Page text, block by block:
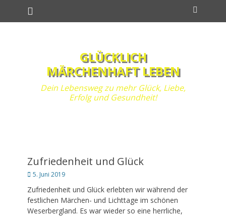
Inhalt
Primäres Menü
GLÜCKLICH
MÄRCHENHAFT LEBEN
Dein Lebensweg zu mehr Glück, Liebe,
Erfolg und Gesundheit!
Zufriedenheit und Glück
Posted
5. Juni 2019
Zufriedenheit und Glück erlebten wir während der
festlichen Märchen- und Lichttage im schönen
Weserbergland. Es war wieder so eine herrliche,